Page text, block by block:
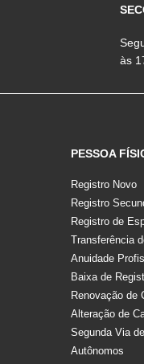
às
PESSOA
Registro Novo
Registro
Registro de
Transferência
Anuidade
Baixa de
Renovação de
Alteração de
Segunda Via
Autônomos